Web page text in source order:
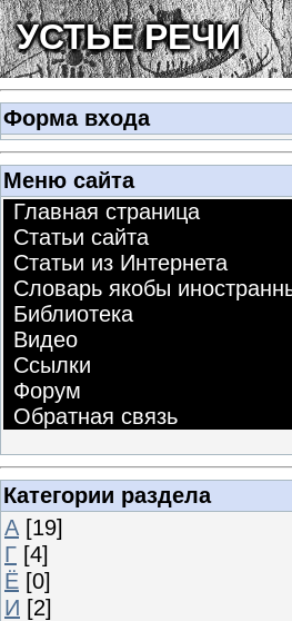
УСТЬЕ РЕЧИ
Форма входа
Меню сайта
Главная страница
Статьи сайта
Статьи из Интернета
Словарь якобы
Библиотека
Видео
Ссылки
Форум
Обратная связь
Категории раздела
А [19]
Г [4]
Ё [0]
И [2]